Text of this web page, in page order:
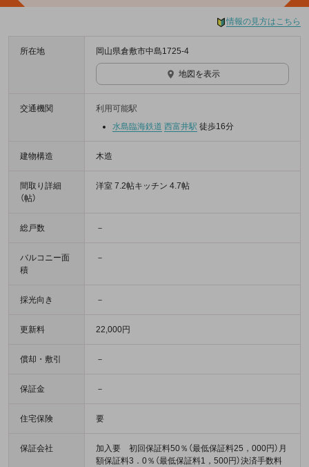
情報の見方はこちら
所在地 岡山県倉敷市中島1725-4
地図を表示
交通機関
利用可能駅
水島臨海鉄道 西富井駅 徒歩16分
建物構造 木造
間取り詳細
（帖）
洋室 7.2帖キッチン 4.7帖
総戸数 －
バルコニー面
積
－
採光向き －
更新料 22,000円
償却・敷引 －
保証金 －
住宅保険 要
保証会社
加入要 初回保証料50％（最低保証料25，000円）月
額保証料3．0％（最低保証料1，500円）決済手数料